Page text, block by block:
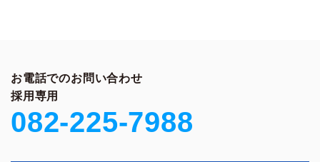
お電話でのお問い合わせ
採用専用
082-225-7988